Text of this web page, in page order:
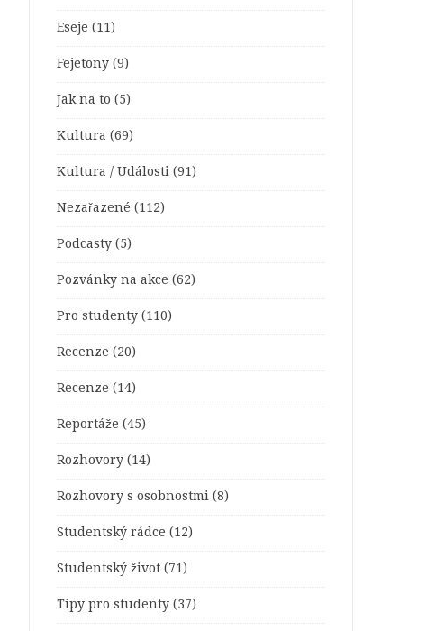
Eseje (11)
Fejetony (9)
Jak na to (5)
Kultura (69)
Kultura / Události (91)
Nezařazené (112)
Podcasty (5)
Pozvánky na akce (62)
Pro studenty (110)
Recenze (20)
Recenze (14)
Reportáže (45)
Rozhovory (14)
Rozhovory s osobnostmi (8)
Studentský rádce (12)
Studentský život (71)
Tipy pro studenty (37)